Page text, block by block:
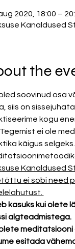
2020, 18:00 –
Kanaldused
the
soovinud osa
siis on
kogu
Tegemist ei ole
käigus
Kanaldused
ei sobi need
kasuks kui olete
algteadmistega.
esitada